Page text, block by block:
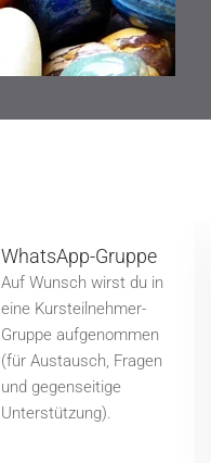
WhatsApp-Gruppe
Auf Wunsch wirst du in
eine Kursteilnehmer-
Gruppe aufgenommen
(für Austausch, Fragen
und gegenseitige
Unterstützung).